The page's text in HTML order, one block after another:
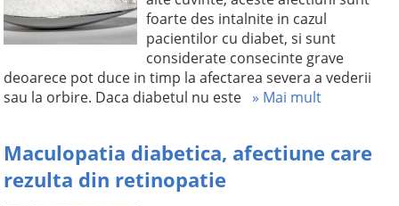
foarte des intalnite in cazul
pacientilor cu diabet, si sunt
considerate consecinte grave
deoarece pot duce in timp la afectarea severa a vederii
sau la orbire. Daca diabetul nu este » Mai mult
Maculopatia diabetica, afectiune care
rezulta din retinopatie